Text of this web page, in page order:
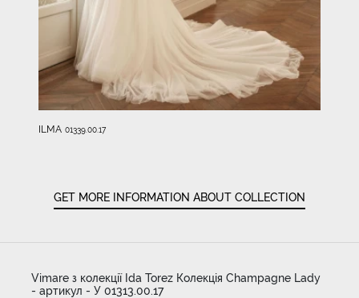
ILMA 01339.00.17
GET MORE INFORMATION ABOUT COLLECTION
Vimare з колекції Ida Torez Колекція Champagne Lady
- артикул - У 01313.00.17